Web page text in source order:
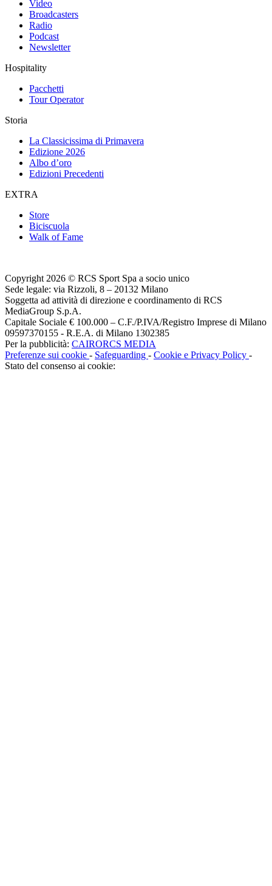
Video
Broadcasters
Radio
Podcast
Newsletter
Hospitality
Pacchetti
Tour Operator
Storia
La Classicissima di Primavera
Edizione 2026
Albo d’oro
Edizioni Precedenti
EXTRA
Store
Biciscuola
Walk of Fame
Copyright 2026 © RCS Sport Spa a socio unico
Sede legale: via Rizzoli, 8 – 20132 Milano
Soggetta ad attività di direzione e coordinamento di RCS
MediaGroup S.p.A.
Capitale Sociale € 100.000 – C.F./P.IVA/Registro Imprese di Milano
09597370155 - R.E.A. di Milano 1302385
Per la pubblicità: CAIRORCS MEDIA
Preferenze sui cookie - Safeguarding - Cookie e Privacy Policy -
Stato del consenso ai cookie: